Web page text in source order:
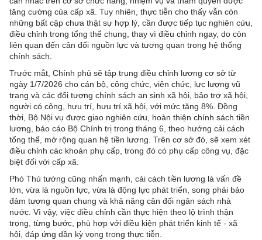
tăng cường của cấp xã. Tuy nhiên, thực tiễn cho thấy vẫn còn
những bất cập chưa thật sự hợp lý, cần được tiếp tục nghiên cứu,
điều chỉnh trong tổng thể chung, thay vì điều chỉnh ngay, do còn
liên quan đến cân đối nguồn lực và tương quan trong hệ thống
chính sách.
Trước mắt, Chính phủ sẽ tập trung điều chỉnh lương cơ sở từ
ngày 1/7/2026 cho cán bộ, công chức, viên chức, lực lượng vũ
trang và các đối tượng chính sách an sinh xã hội, bảo trợ xã hội,
người có công, hưu trí, hưu trí xã hội, với mức tăng 8%. Đồng
thời, Bộ Nội vụ được giao nghiên cứu, hoàn thiện chính sách tiền
lương, báo cáo Bộ Chính trị trong tháng 6, theo hướng cải cách
tổng thể, mở rộng quan hệ tiền lương. Trên cơ sở đó, sẽ xem xét
điều chỉnh các khoản phụ cấp, trong đó có phụ cấp công vụ, đặc
biệt đối với cấp xã.
Phó Thủ tướng cũng nhấn mạnh, cải cách tiền lương là vấn đề
lớn, vừa là nguồn lực, vừa là động lực phát triển, song phải bảo
đảm tương quan chung và khả năng cân đối ngân sách nhà
nước. Vì vậy, việc điều chỉnh cần thực hiện theo lộ trình thận
trọng, từng bước, phù hợp với điều kiện phát triển kinh tế - xã
hội, đáp ứng dần kỳ vọng trong thực tiễn.